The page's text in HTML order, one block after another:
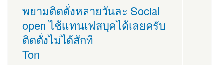
พยามติดตั่งหลายวันละ Social
open ไช้เเทนเฟสบุคได้เลยครับ
ติดตั่งไม่ได้สักที
Ton